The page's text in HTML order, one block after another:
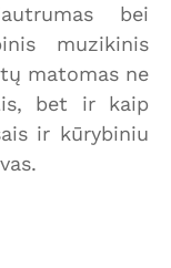
bei
muzikinis
matomas ne
bet ir kaip
ir kūrybiniu